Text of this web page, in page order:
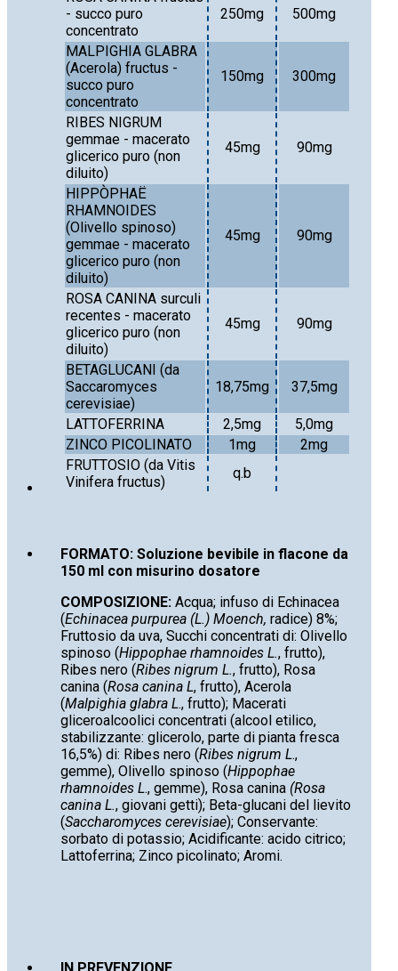
- succo puro
concentrato
250mg 500mg
MALPIGHIA GLABRA
(Acerola) fructus -
succo puro
concentrato
150mg 300mg
RIBES NIGRUM
gemmae - macerato
glicerico puro (non
diluito)
45mg 90mg
HIPPÒPHAË
RHAMNOIDES
(Olivello spinoso)
gemmae - macerato
glicerico puro (non
diluito)
45mg 90mg
ROSA CANINA surculi
recentes - macerato
glicerico puro (non
diluito)
45mg 90mg
BETAGLUCANI (da
Saccaromyces
cerevisiae)
18,75mg 37,5mg
LATTOFERRINA 2,5mg
5,0mg
ZINCO PICOLINATO
1mg
2mg
FRUTTOSIO (da Vitis
Vinifera fructus)
q.b
FORMATO: Soluzione bevibile in flacone da
150 ml con misurino dosatore
COMPOSIZIONE: Acqua; infuso di Echinacea
(Echinacea purpurea (L.) Moench, radice) 8%;
Fruttosio da uva, Succhi concentrati di: Olivello
spinoso (Hippophae rhamnoides L., frutto),
Ribes nero (Ribes nigrum L., frutto), Rosa
canina (Rosa canina L, frutto), Acerola
(Malpighia glabra L., frutto); Macerati
gliceroalcoolici concentrati (alcool etilico,
stabilizzante: glicerolo, parte di pianta fresca
16,5%) di: Ribes nero (Ribes nigrum L.,
gemme), Olivello spinoso (Hippophae
rhamnoides L., gemme), Rosa canina (Rosa
canina L., giovani getti); Beta-glucani del lievito
(Saccharomyces cerevisiae); Conservante:
sorbato di potassio; Acidificante: acido citrico;
Lattoferrina; Zinco picolinato; Aromi.
IN PREVENZIONE